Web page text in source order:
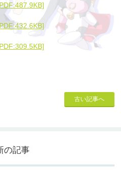
古い記事へ
の記事